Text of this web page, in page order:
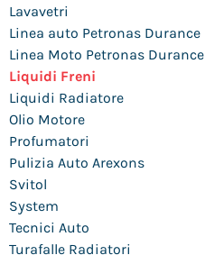
Lavavetri
Linea auto Petronas Durance
Linea Moto Petronas Durance
Liquidi Freni
Liquidi Radiatore
Olio Motore
Profumatori
Pulizia Auto Arexons
Svitol
System
Tecnici Auto
Turafalle Radiatori